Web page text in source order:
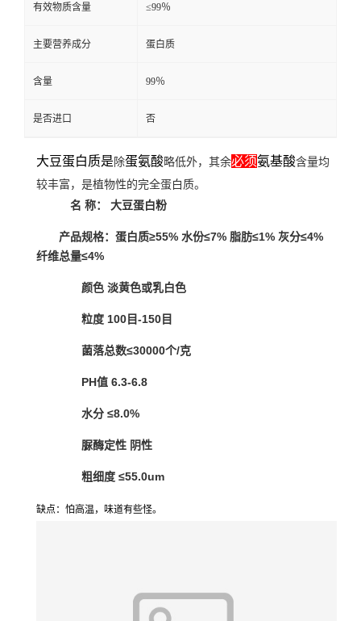
有效物质含量 ≤99％
主要营养成分 蛋白质
含量 99％
是否进口 否
大豆蛋白质是除蛋氨酸略低外，其余必须氨基酸含量均
较丰富，是植物性的完全蛋白质。
名 称： 大豆蛋白粉
产品规格：蛋白质≥55% 水份≤7% 脂肪≤1% 灰分≤4%
纤维总量≤4%
颜色 淡黄色或乳白色
粒度 100目-150目
菌落总数≤30000个/克
PH值 6.3-6.8
水分 ≤8.0%
脲酶定性 阴性
粗细度 ≤55.0um
缺点：怕高温，味道有些怪。